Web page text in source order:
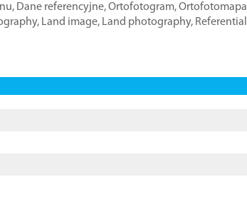
, Dane referencyjne,Ortofotogram,Ortofotomapa
, Land image, Land photography, Referential